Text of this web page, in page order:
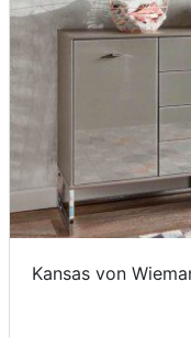
Kansas von